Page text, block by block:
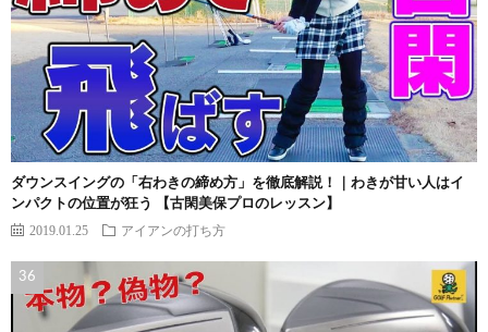
ダウンスイングの「右わきの締め方」を徹底解説！｜わきが甘い人はイ
ンパクトの位置が狂う 【古閑美保プロのレッスン】
2019.01.25 アイアンの打ち方